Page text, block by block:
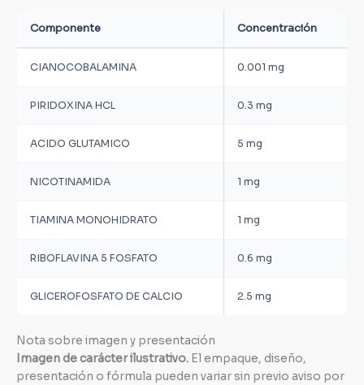
Componente Concentración
CIANOCOBALAMINA 0.001 mg
PIRIDOXINA HCL 0.3 mg
ACIDO GLUTAMICO 5 mg
NICOTINAMIDA 1 mg
TIAMINA MONOHIDRATO 1 mg
RIBOFLAVINA 5 FOSFATO 0.6 mg
GLICEROFOSFATO DE CALCIO 2.5 mg
Nota sobre imagen y presentación
Imagen de carácter ilustrativo. El empaque, diseño,
presentación o fórmula pueden variar sin previo aviso por